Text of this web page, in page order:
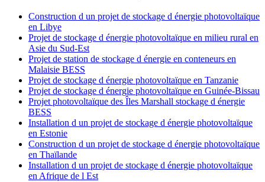
Construction d un projet de stockage d énergie photovoltaïque
en Libye
Projet de stockage d énergie photovoltaïque en milieu rural en
Asie du Sud-Est
Projet de station de stockage d énergie en conteneurs en
Malaisie BESS
Projet de stockage d énergie photovoltaïque en Tanzanie
Projet de stockage d énergie photovoltaïque en Guinée-Bissau
Projet photovoltaïque des Îles Marshall stockage d énergie
BESS
Installation d un projet de stockage d énergie photovoltaïque
en Estonie
Construction d un projet de stockage d énergie photovoltaïque
en Thaïlande
Installation d un projet de stockage d énergie photovoltaïque
en Afrique de l Est